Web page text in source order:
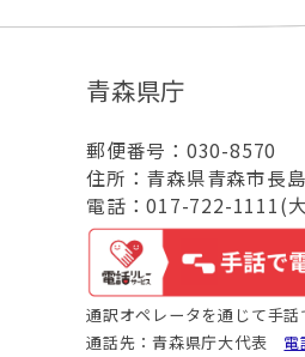
青森県庁
郵便番号：030-8570
住所：青森県青森市長
電話：017-722-1111(
通訳オペレータを通じて手話
通話先：青森県庁大代表 電